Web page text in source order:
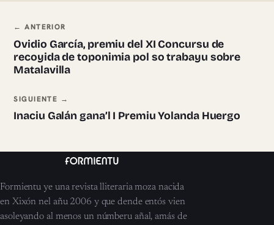
Navegación ente pieces
← ANTERIOR
Ovidio García, premiu del XI Concursu de
recoyida de toponimia pol so trabayu sobre
Matalavilla
SIGUIENTE →
Inaciu Galán gana’l I Premiu Yolanda Huergo
Formientu ye una revista lliteraria moza nacida
en Xixón nel añu 2006 y que dende entós vien
asoleyando al menos un númberu añal, amás de